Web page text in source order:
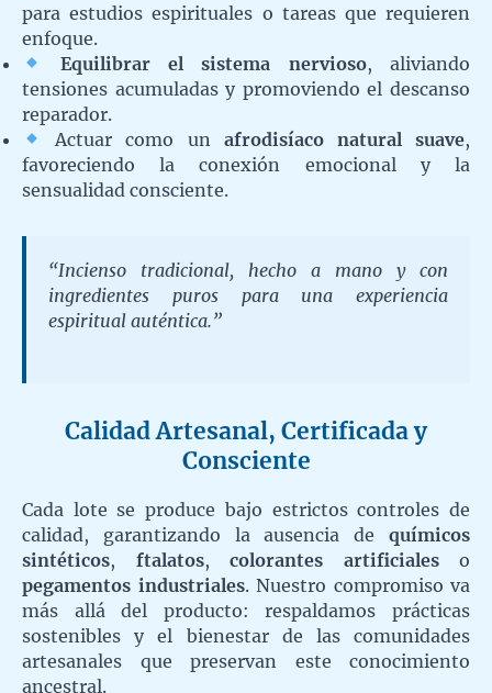
para estudios espirituales o tareas que requieren
enfoque.
Equilibrar el sistema nervioso, aliviando
tensiones acumuladas y promoviendo el descanso
reparador.
Actuar como un afrodisíaco natural suave,
favoreciendo la conexión emocional y la
sensualidad consciente.
“Incienso tradicional, hecho a mano y con
ingredientes puros para una experiencia
espiritual auténtica.”
Calidad Artesanal, Certificada y
Consciente
Cada lote se produce bajo estrictos controles de
calidad, garantizando la ausencia de químicos
sintéticos, ftalatos, colorantes artificialeso
pegamentos industriales. Nuestro compromiso va
más allá del producto: respaldamos prácticas
sostenibles y el bienestar de las comunidades
artesanales que preservan este conocimiento
ancestral.